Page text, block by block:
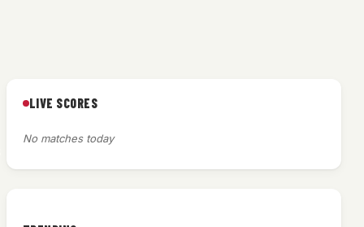
LIVE SCORES
No matches today